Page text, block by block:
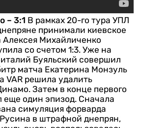
– 3:1 В рамках 20-го тура УПЛ
принимали киевское
Михайличенко
со счетом 1:3. Уже на
Буяльский совершил
матча Екатерина Монзуль
VAR решила удалить
Затем в конце первого
еще один эпизод. Сначала
симуляция форварда
в штрафной днепрян,